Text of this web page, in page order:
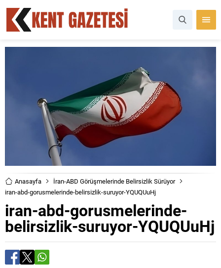
Anasayfa
İran-ABD Görüşmelerinde Belirsizlik Sürüyor
iran-abd-gorusmelerinde-belirsizlik-suruyor-YQUQUuHj
iran-abd-gorusmelerinde-
belirsizlik-suruyor-YQUQUuHj